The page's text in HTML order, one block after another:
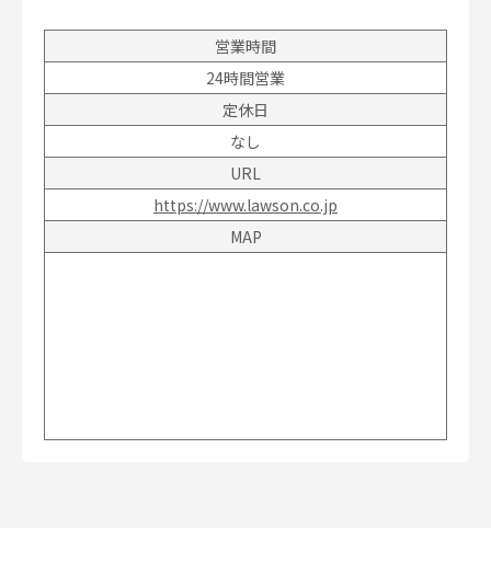
営業時間
24時間営業
定休日
なし
URL
https://www.lawson.co.jp
MAP